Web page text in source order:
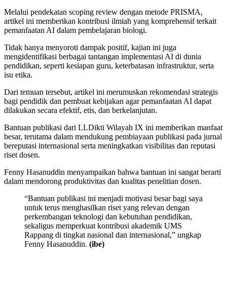
Melalui pendekatan scoping review dengan metode PRISMA,
artikel ini memberikan kontribusi ilmiah yang komprehensif terkait
pemanfaatan AI dalam pembelajaran biologi.
Tidak hanya menyoroti dampak positif, kajian ini juga
mengidentifikasi berbagai tantangan implementasi AI di dunia
pendidikan, seperti kesiapan guru, keterbatasan infrastruktur, serta
isu etika.
Dari temuan tersebut, artikel ini merumuskan rekomendasi strategis
bagi pendidik dan pembuat kebijakan agar pemanfaatan AI dapat
dilakukan secara efektif, etis, dan berkelanjutan.
Bantuan publikasi dari LLDikti Wilayah IX ini memberikan manfaat
besar, terutama dalam mendukung pembiayaan publikasi pada jurnal
bereputasi internasional serta meningkatkan visibilitas dan reputasi
riset dosen.
Fenny Hasanuddin menyampaikan bahwa bantuan ini sangat berarti
dalam mendorong produktivitas dan kualitas penelitian dosen.
“Bantuan publikasi ini menjadi motivasi besar bagi saya
untuk terus menghasilkan riset yang relevan dengan
perkembangan teknologi dan kebutuhan pendidikan,
sekaligus memperkuat kontribusi akademik UMS
Rappang di tingkat nasional dan internasional,” ungkap
Fenny Hasanuddin. (ibe)